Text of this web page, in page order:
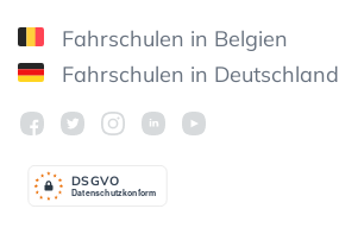
Fahrschulen in Belgien
Fahrschulen in Deutschland
Datenschutzkonform
DSGVO